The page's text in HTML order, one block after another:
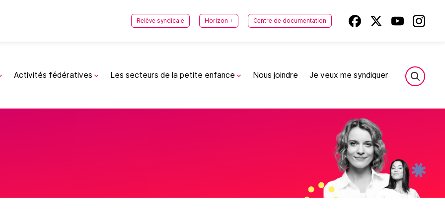
Relève syndicale Horizon + Centre de documentation
Activités fédératives Les secteurs de la petite enfance Nous joindre Je veux me syndiquer